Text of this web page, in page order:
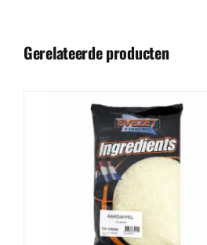
Gerelateerde producten